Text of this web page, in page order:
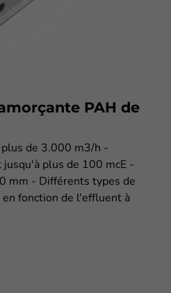
PAH de
de 3.000 m3/h -
plus de 100 mcE -
mm - Différents types de
fonction de l'effluent à